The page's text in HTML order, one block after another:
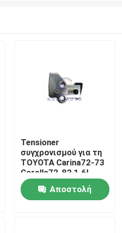
Tensioner
συγχρονισμού για τη
TOYOTA Carina72-73
Corolla72-82 1.6L
1.8L 13540-25010
Αποστολή